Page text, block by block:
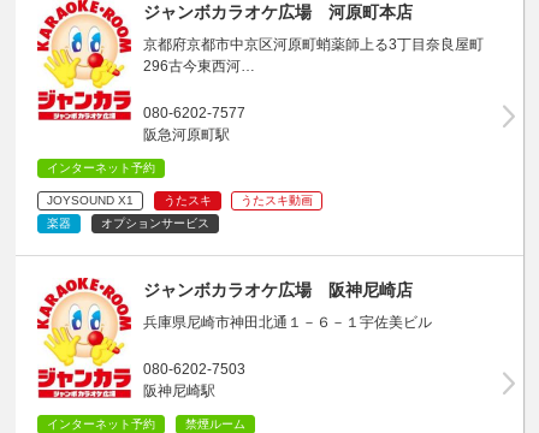
ジャンボカラオケ広場 河原町本店
京都府京都市中京区河原町蛸薬師上る3丁目奈良屋町
296古今東西河…
080-6202-7577
阪急河原町駅
インターネット予約
JOYSOUND X1 うたスキ
うたスキ動画
楽器
オプションサービス
ジャンボカラオケ広場 阪神尼崎店
兵庫県尼崎市神田北通１－６－１宇佐美ビル
080-6202-7503
阪神尼崎駅
インターネット予約 禁煙ルーム